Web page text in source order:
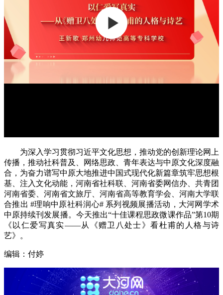
为深入学习贯彻习近平文化思想，推动党的创新理论网上
传播，推动社科普及、网络思政、青年表达与中原文化深度融
合，为奋力谱写中原大地推进中国式现代化新篇章筑牢思想根
基、注入文化动能，河南省社科联、河南省委网信办、共青团
河南省委、河南省文旅厅、河南省高等教育学会、河南大学联
合推出 #理响中原社科润心# 系列视频展播活动，大河网学术
中原持续刊发展播。今天推出“十佳课程思政微课作品”第10期
《以仁爱写真实——从《赠卫八处士》看杜甫的人格与诗
艺》。
编辑：付婷